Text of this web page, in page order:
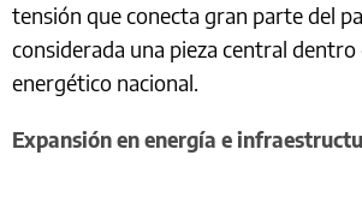
tensión que conecta gran parte del
considerada una pieza central dentro
energético nacional.
Expansión en energía e